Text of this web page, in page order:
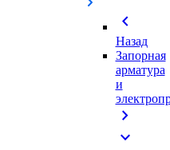
chevron_left
Назад
Запорная
арматура
и
chevron_right
expand_more